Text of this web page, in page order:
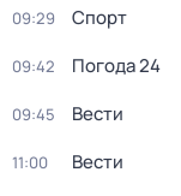
09:29 Спорт
09:42 Погода 24
09:45 Вести
11:00 Вести